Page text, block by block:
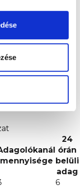
ki egy
a csuklója
37°C), és
mennyisége
24
órán
belüli
adag
6